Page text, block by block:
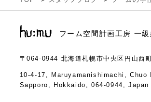
フーム空間計画工房 一
〒064-0944 北海道札幌市中央区円山西
10-4-17, Maruyamanishimachi, Chuo
Sapporo, Hokkaido, 064-0944, Japan